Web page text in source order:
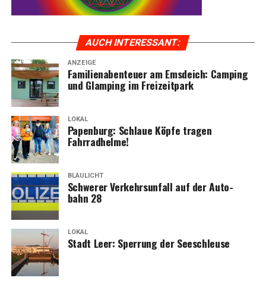
AUCH INTER­ES­SANT:
ANZEIGE
Fami­li­en­aben­teu­er am Ems­deich: Cam­ping
und Glam­ping im Freizeitpark
LOKAL
Papen­burg: Schlaue Köp­fe tra­gen
Fahrradhelme!
BLAULICHT
Schwe­rer Ver­kehrs­un­fall auf der Auto­
bahn 28
LOKAL
Stadt Leer: Sper­rung der Seeschleuse